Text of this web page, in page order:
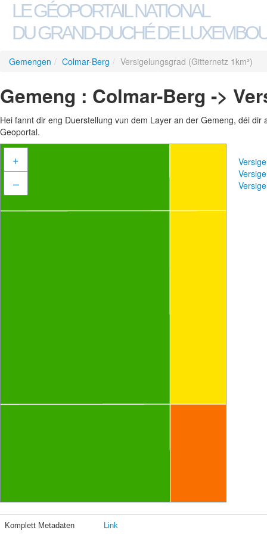
LE GÉOPORTAIL NATIONAL
DU GRAND-DUCHÉ DE
Gemengen / Colmar-Berg / Versigelungsgrad (Gitternetz 1km²)
Gemeng : Colmar-Berg ->
Hei fannt dir eng Duerstellung vun dem Layer an der Gemeng, déi
Geoportal.
+
–
Komplett Metadaten Link